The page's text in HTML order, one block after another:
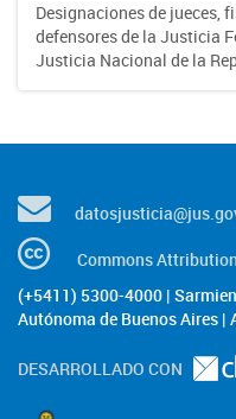
Designaciones de jueces,
defensores de la Justicia
Justicia Nacional de la
Commons
(+5411) 5300-4000 |
Autónoma de Buenos Aires |
DESARROLLADO CON